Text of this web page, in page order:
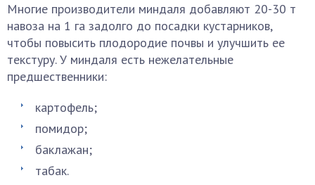
Многие производители миндаля добавляют 20-30 т
навоза на 1 га задолго до посадки кустарников,
чтобы повысить плодородие почвы и улучшить ее
текстуру. У миндаля есть нежелательные
предшественники:
картофель;
помидор;
баклажан;
табак.